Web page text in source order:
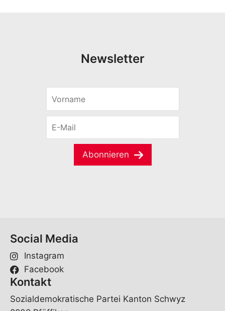
Newsletter
r
M
Abonnieren
Social Media
Instagram
Facebook
Kontakt
Sozialdemokratische Partei Kanton Schwyz